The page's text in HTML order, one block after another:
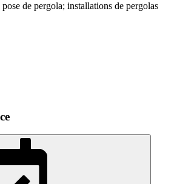
de pergola; installations de pergolas